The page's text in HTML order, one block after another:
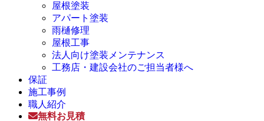
屋根塗装
アパート塗装
雨樋修理
屋根工事
法人向け塗装メンテナンス
工務店・建設会社のご担当者様へ
保証
施工事例
職人紹介
無料お見積